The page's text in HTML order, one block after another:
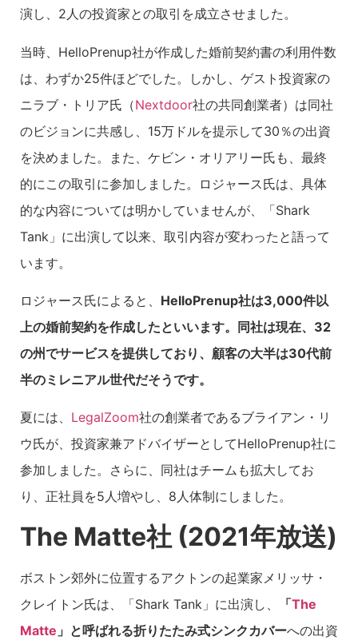
演し、2人の投資家との取引を成立させました。
当時、HelloPrenup社が作成した婚前契約書の利用件数
は、わずか25件ほどでした。しかし、ゲスト投資家の
ニラブ・トリア氏（Nextdoor社の共同創業者）は同社
のビジョンに共感し、15万ドルを提示して30％の出資
を決めました。また、ケビン・オリアリー氏も、最終
的にこの取引に参加しました。ロジャース氏は、具体
的な内容については明かしていませんが、「Shark
Tank」に出演して以来、取引内容が変わったと語って
います。
ロジャース氏によると、 HelloPrenup社は3,000件以
上の婚前契約を作成したといいます。同社は現在、32
の州でサービスを提供しており、顧客の大半は30代前
半のミレニアル世代だそうです。
夏には、 LegalZoom社の創業者であるブライアン・リ
ウ氏が、投資家兼アドバイザーとしてHelloPrenup社に
参加しました。さらに、同社はチームも拡大してお
り、正社員を5人増やし、8人体制にしました。
The Matte社 (2021年放送)
ボストン郊外に位置するアクトンの起業家メリッサ・
クレイトン氏は、「Shark Tank」に出演し、
「The
Matte 」と呼ばれる折りたたみ式シンクカバーへの出資